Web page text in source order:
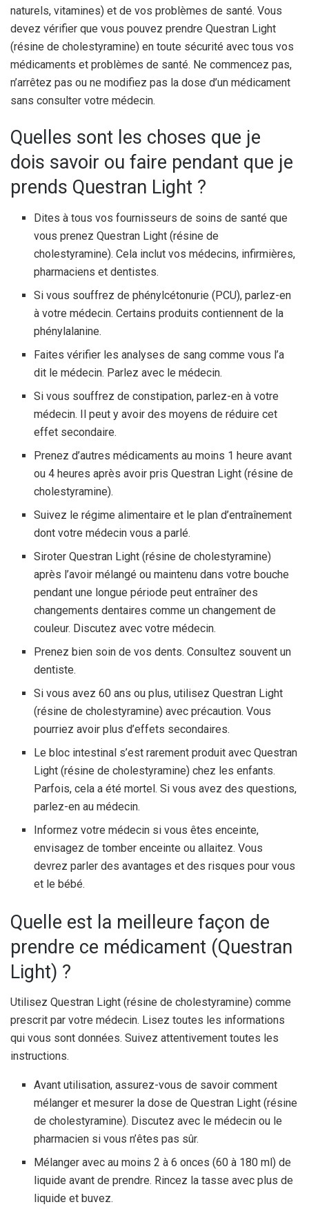
naturels, vitamines) et de vos problèmes de santé. Vous
devez vérifier que vous pouvez prendre Questran Light
(résine de cholestyramine) en toute sécurité avec tous vos
médicaments et problèmes de santé. Ne commencez pas,
n’arrêtez pas ou ne modifiez pas la dose d’un médicament
sans consulter votre médecin.
Quelles sont les choses que je
dois savoir ou faire pendant que je
prends Questran Light ?
Dites à tous vos fournisseurs de soins de santé que
vous prenez Questran Light (résine de
cholestyramine). Cela inclut vos médecins, infirmières,
pharmaciens et dentistes.
Si vous souffrez de phénylcétonurie (PCU), parlez-en
à votre médecin. Certains produits contiennent de la
phénylalanine.
Faites vérifier les analyses de sang comme vous l’a
dit le médecin. Parlez avec le médecin.
Si vous souffrez de constipation, parlez-en à votre
médecin. Il peut y avoir des moyens de réduire cet
effet secondaire.
Prenez d’autres médicaments au moins 1 heure avant
ou 4 heures après avoir pris Questran Light (résine de
cholestyramine).
Suivez le régime alimentaire et le plan d’entraînement
dont votre médecin vous a parlé.
Siroter Questran Light (résine de cholestyramine)
après l’avoir mélangé ou maintenu dans votre bouche
pendant une longue période peut entraîner des
changements dentaires comme un changement de
couleur. Discutez avec votre médecin.
Prenez bien soin de vos dents. Consultez souvent un
dentiste.
Si vous avez 60 ans ou plus, utilisez Questran Light
(résine de cholestyramine) avec précaution. Vous
pourriez avoir plus d’effets secondaires.
Le bloc intestinal s’est rarement produit avec Questran
Light (résine de cholestyramine) chez les enfants.
Parfois, cela a été mortel. Si vous avez des questions,
parlez-en au médecin.
Informez votre médecin si vous êtes enceinte,
envisagez de tomber enceinte ou allaitez. Vous
devrez parler des avantages et des risques pour vous
et le bébé.
Quelle est la meilleure façon de
prendre ce médicament (Questran
Light) ?
Utilisez Questran Light (résine de cholestyramine) comme
prescrit par votre médecin. Lisez toutes les informations
qui vous sont données. Suivez attentivement toutes les
instructions.
Avant utilisation, assurez-vous de savoir comment
mélanger et mesurer la dose de Questran Light (résine
de cholestyramine). Discutez avec le médecin ou le
pharmacien si vous n’êtes pas sûr.
Mélanger avec au moins 2 à 6 onces (60 à 180 ml) de
liquide avant de prendre. Rincez la tasse avec plus de
liquide et buvez.